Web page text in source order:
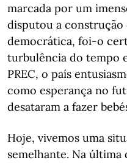
marcada por um
disputou a construção
democrática, foi-o
turbulência do tempo
PREC, o país
como esperança no
desataram a fazer
Hoje, vivemos uma
semelhante. Na última